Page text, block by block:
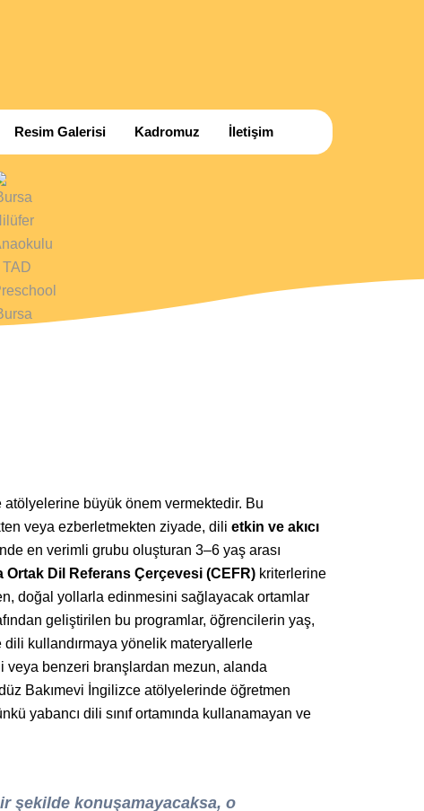
Resim Galerisi Kadromuz İletişim
atölyelerine büyük önem vermektedir. Bu
veya ezberletmekten ziyade, dili etkin ve akıcı
en verimli grubu oluşturan 3–6 yaş arası
Ortak Dil Referans Çerçevesi (CEFR)kriterlerine
doğal yollarla edinmesini sağlayacak ortamlar
geliştirilen bu programlar, öğrencilerin yaş,
kullandırmaya yönelik materyallerle
benzeri branşlardan mezun, alanda
Bakımevi İngilizce atölyelerinde öğretmen
yabancı dili sınıf ortamında kullanamayan ve
şekilde konuşamayacaksa, o